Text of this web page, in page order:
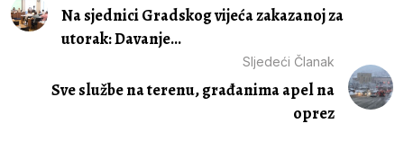
Na sjednici Gradskog vijeća zakazanoj za
utorak: Davanje...
Sljedeći Članak
Sve službe na terenu, građanima apel na
oprez